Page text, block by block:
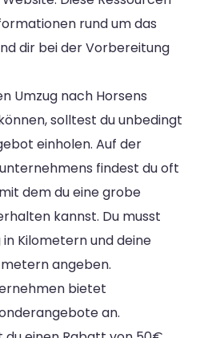
rund um das
dir bei der Vorbereitung
Umzug nach Horsens
solltest du unbedingt
einholen. Auf der
findest du oft
dem du eine grobe
kannst. Du musst
Kilometern und deine
angeben.
bietet
an.